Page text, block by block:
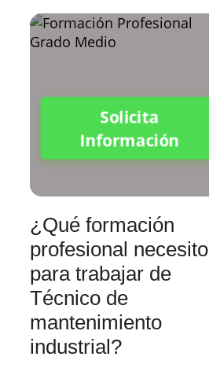
Solicita
Información
¿Qué formación
profesional necesito
para trabajar de
Técnico de
mantenimiento
industrial?